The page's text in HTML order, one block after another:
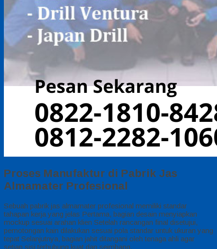
Proses Manufaktur di Pabrik Jas
Almamater Profesional
Sebuah pabrik jas almamater profesional memiliki standar
tahapan kerja yang jelas Pertama, bagian desain menyiapkan
mockup sesuai arahan klien Setelah rancangan final disetujui,
pemotongan kain dilakukan sesuai pola standar untuk ukuran yang
tepat Selanjutnya, bagian jahit ditangani oleh tenaga ahli agar
setiap sisi terhubung kuat dan seimbang.